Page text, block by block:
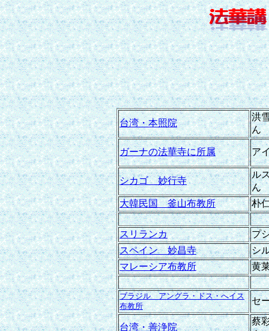
台湾・本照院
洪
ん
ガーナの法華寺に所属 ア
シカゴ 妙行寺
ル
ん
大韓民国 釜山布教所
朴
スリランカ
プ
スペイン 妙昌寺
シ
マレーシア布教所
黄
ブラジル アングラ・ドス・へイス
布教所
セ
台湾・善浄院
蔡